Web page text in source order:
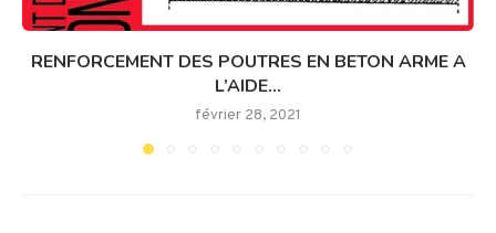
RENFORCEMENT DES POUTRES EN BETON ARME A
L’AIDE...
février 28, 2021